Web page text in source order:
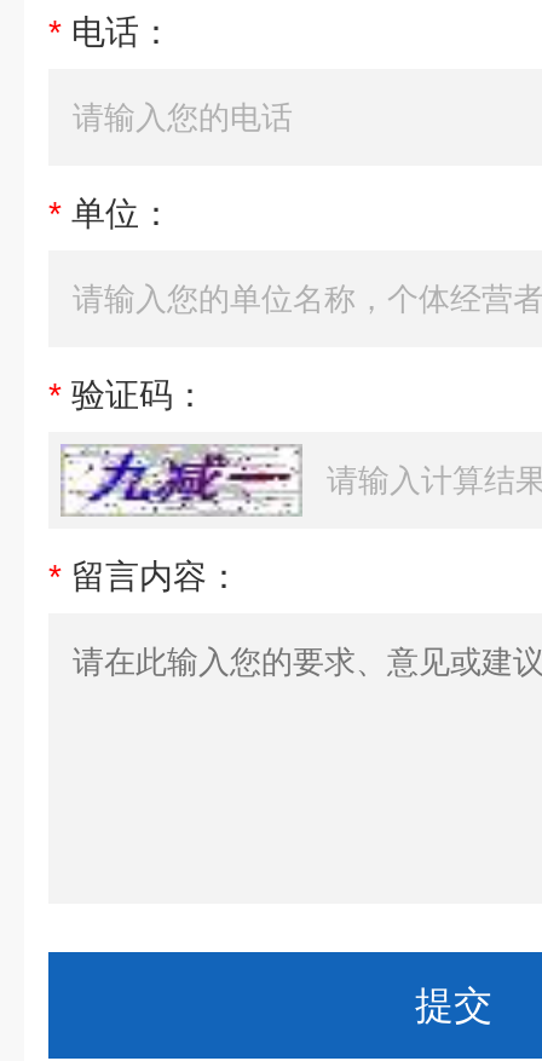
* 电话：
* 单位：
* 验证码：
* 留言内容：